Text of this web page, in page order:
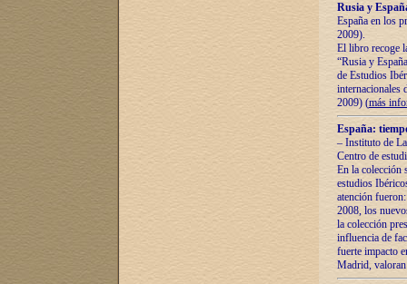
Rusia y
España en los
2009).
El libro recoge
“Rusia y
de Estudios
internacionales
2009) (más
España:
– Instituto de
Centro de
En la colección
estudios
atención
2008, los
la colección
influencia de
fuerte impacto
Madrid,